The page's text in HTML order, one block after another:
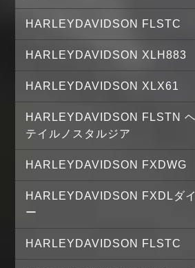
HARLEYDAVIDSON FLSTC
HARLEYDAVIDSON XLH883
HARLEYDAVIDSON XLX61
HARLEYDAVIDSON FLSTN
テイルノスタルジア
HARLEYDAVIDSON FXDWG
HARLEYDAVIDSON FXDLダ
ー
HARLEYDAVIDSON FLSTC